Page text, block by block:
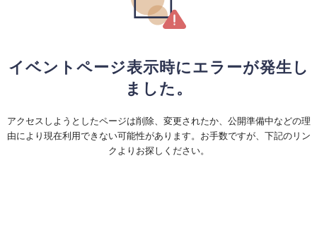
イベントページ表示時にエラーが発生し
ました。
アクセスしようとしたページは削除、変更されたか、公開準備中などの理
由により現在利用できない可能性があります。お手数ですが、下記のリン
クよりお探しください。